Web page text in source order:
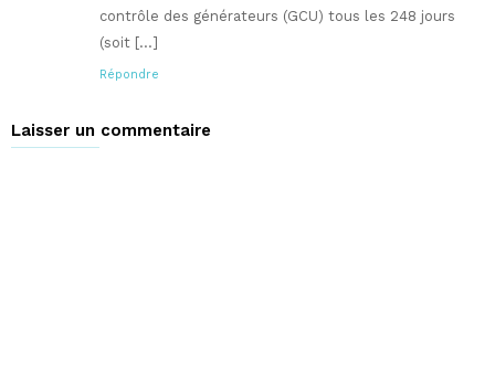
contrôle des générateurs (GCU) tous les 248 jours
(soit […]
Répondre
Laisser un commentaire